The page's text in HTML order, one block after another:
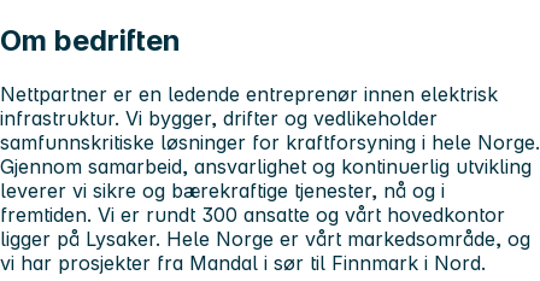
Om bedriften
Nettpartner er en ledende entreprenør innen elektrisk
infrastruktur. Vi bygger, drifter og vedlikeholder
samfunnskritiske løsninger for kraftforsyning i hele Norge.
Gjennom samarbeid, ansvarlighet og kontinuerlig utvikling
leverer vi sikre og bærekraftige tjenester, nå og i
fremtiden. Vi er rundt 300 ansatte og vårt hovedkontor
ligger på Lysaker. Hele Norge er vårt markedsområde, og
vi har prosjekter fra Mandal i sør til Finnmark i Nord.